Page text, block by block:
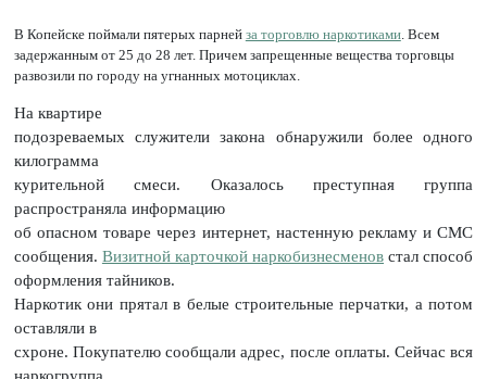
В Копейске поймали пятерых парней за торговлю наркотиками. Всем
задержанным от 25 до 28 лет. Причем запрещенные вещества торговцы
развозили по городу на угнанных мотоциклах.
На квартире
подозреваемых служители закона обнаружили более одного
килограмма
курительной смеси. Оказалось преступная группа
распространяла информацию
об опасном товаре через интернет, настенную рекламу и СМС
сообщения. Визитной карточкой наркобизнесменов стал способ
оформления тайников.
Наркотик они прятал в белые строительные перчатки, а потом
оставляли в
схроне. Покупателю сообщали адрес, после оплаты. Сейчас вся